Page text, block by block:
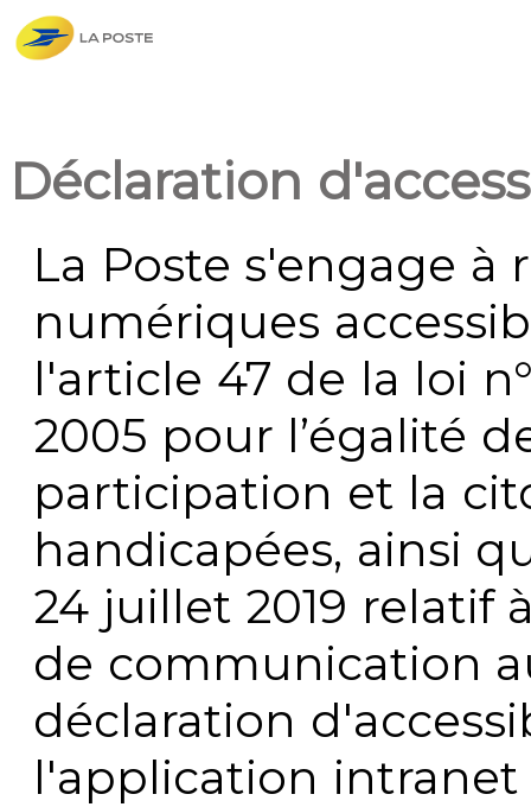
Déclaration
La Poste s'engage à
numériques
l'article 47 de la loi
2005 pour l’égalité
participation et la
handicapées, ainsi
24 juillet 2019 relatif
de communication
déclaration
l'application